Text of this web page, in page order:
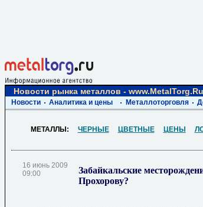
Новости рынка металлов - www.MetalTorg.Ru
Новости Аналитика и цены Металлоторговля
МЕТАЛЛЫ: ЧЕРНЫЕ ЦВЕТНЫЕ ЦЕНЫ
16 июнь 2009
09:00
Забайкальские
Прохорову?